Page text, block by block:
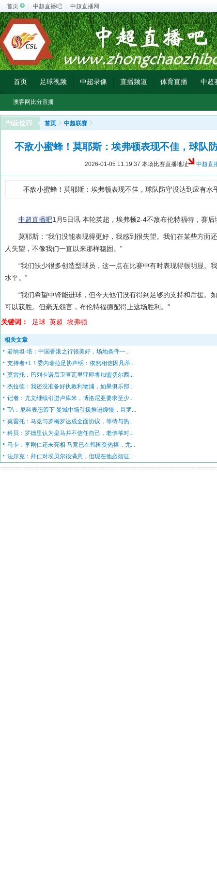
首页 中超直播吧 中超直播网
首页 足球视频 中超录像 直播频道 体育直播 中超
澳客网比分直播
首页 中超联赛
不敌小蜜蜂！莫耶斯：埃弗顿表现不佳，球队
2026-01-05 11:19:37 本场比赛直播地址 中超直
不敌小蜜蜂！莫耶斯：埃弗顿表现不佳，球队防守没达到应有水
中超直播吧1月5日讯 本轮英超，埃弗顿2-4不敌布伦特福特，赛
莫耶斯：“我们没能表现得更好，我感到很失望。我们在某些方面
人失望，不像我们一直以来那样稳固。”
“我们缺少很多创造型球员，这一点在比赛中有时表现得很明显。
水平。”
“我们希望中锋能进球，但今天他们没有得到足够的支持和后援。
可以获胜。但毫无怨言，布伦特福德配得上这场胜利。”
关键词：
足球 英超 埃弗顿
相关文章
若纳坦·塔：中国香港之行很美好，场地条件一...
支持者+1！委内瑞拉足协声明：依然相信因凡蒂...
莫雷托：巴列卡诺后卫查瓦里亚即将加盟切尔西...
杰拉德：我还没准备好执教利物浦，如果俱乐部...
记者：尤文继续引进卢库米，博洛尼亚要求至少...
TA：尼科表态留下 曼城中场引援推进缓慢，且罗...
莫雷托：马竞与罗梅罗达成全面协议，等待与热...
科贝：罗德里认为皇马并不信任自己，老佛爷对...
马卡：李刚仁还未亮相 马竞已在韩国受热捧，尤...
法尔克：拜仁对埃贝尔很满意，但现在他必须证...